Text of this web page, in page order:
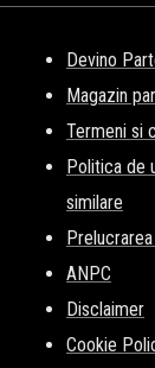
Devino
Magazin
Termeni si
Politica de
similare
ANPC
Disclaimer
Cookie